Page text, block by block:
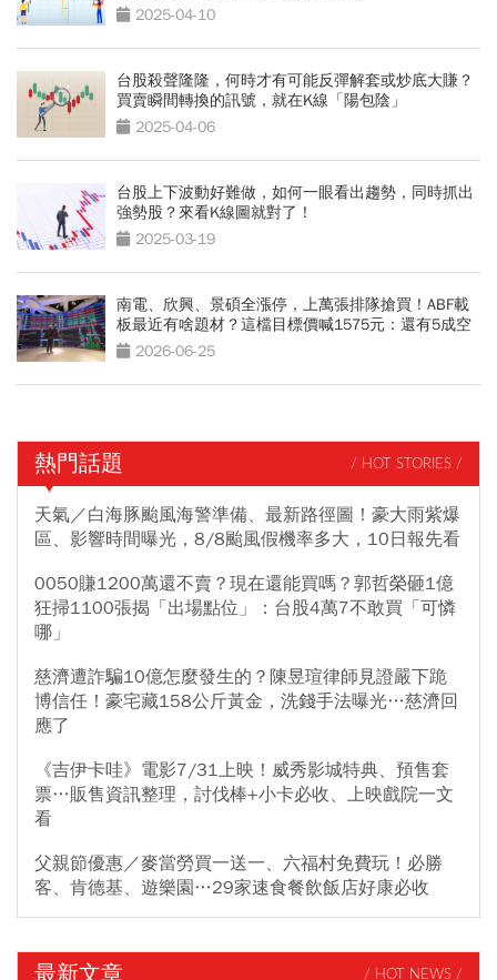
2025-04-10
台股殺聲隆隆，何時才有可能反彈解套或炒底大賺？
買賣瞬間轉換的訊號，就在K線「陽包陰」
2025-04-06
台股上下波動好難做，如何一眼看出趨勢，同時抓出
強勢股？來看K線圖就對了！
2025-03-19
南電、欣興、景碩全漲停，上萬張排隊搶買！ABF載
板最近有啥題材？這檔目標價喊1575元：還有5成空
間 2026-06-25
熱門話題 / HOT STORIES /
天氣／白海豚颱風海警準備、最新路徑圖！豪大雨紫爆
區、影響時間曝光，8/8颱風假機率多大，10日報先看
0050賺1200萬還不賣？現在還能買嗎？郭哲榮砸1億
狂掃1100張揭「出場點位」：台股4萬7不敢買「可憐
哪」
慈濟遭詐騙10億怎麼發生的？陳昱瑄律師見證嚴下跪
博信任！豪宅藏158公斤黃金，洗錢手法曝光…慈濟回
應了
《吉伊卡哇》電影7/31上映！威秀影城特典、預售套
票…販售資訊整理，討伐棒+小卡必收、上映戲院一文
看
父親節優惠／麥當勞買一送一、六福村免費玩！必勝
客、肯德基、遊樂園…29家速食餐飲飯店好康必收
最新文章 / HOT NEWS /